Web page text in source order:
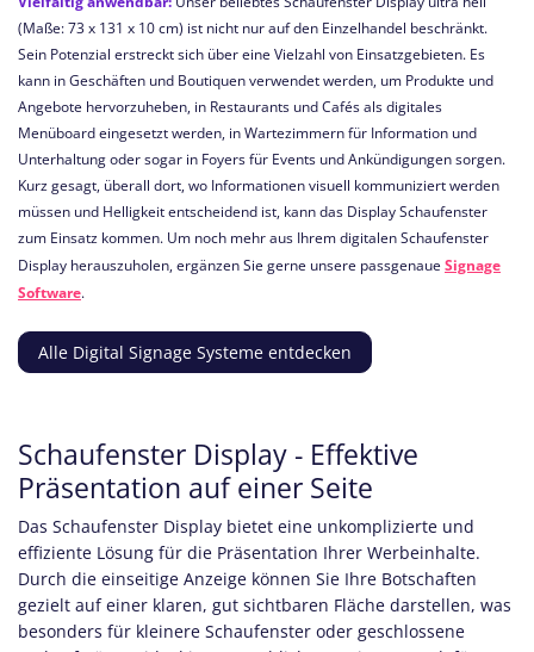
(Maße: 73 x 131 x 10 cm) ist nicht nur auf den Einzelhandel beschränkt.
Sein Potenzial erstreckt sich über eine Vielzahl von Einsatzgebieten. Es
kann in Geschäften und Boutiquen verwendet werden, um Produkte und
Angebote hervorzuheben, in Restaurants und Cafés als digitales
Menüboard eingesetzt werden, in Wartezimmern für Information und
Unterhaltung oder sogar in Foyers für Events und Ankündigungen sorgen.
Kurz gesagt, überall dort, wo Informationen visuell kommuniziert werden
müssen und Helligkeit entscheidend ist, kann das Display Schaufenster
zum Einsatz kommen. Um noch mehr aus Ihrem digitalen Schaufenster
Display herauszuholen, ergänzen Sie gerne unsere passgenaue Signage
Software.
Alle Digital Signage Systeme entdecken
Schaufenster Display - Effektive
Präsentation auf einer Seite
Das Schaufenster Display bietet eine unkomplizierte und
effiziente Lösung für die Präsentation Ihrer Werbeinhalte.
Durch die einseitige Anzeige können Sie Ihre Botschaften
gezielt auf einer klaren, gut sichtbaren Fläche darstellen, was
besonders für kleinere Schaufenster oder geschlossene